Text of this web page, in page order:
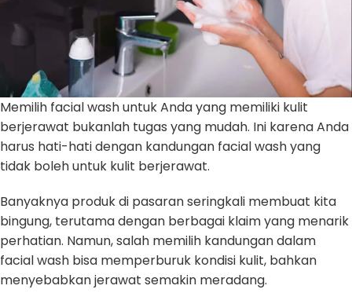
Memilih facial wash untuk Anda yang memiliki kulit
berjerawat bukanlah tugas yang mudah. Ini karena Anda
harus hati-hati dengan kandungan facial wash yang
tidak boleh untuk kulit berjerawat.
Banyaknya produk di pasaran seringkali membuat kita
bingung, terutama dengan berbagai klaim yang menarik
perhatian. Namun, salah memilih kandungan dalam
facial wash bisa memperburuk kondisi kulit, bahkan
menyebabkan jerawat semakin meradang.